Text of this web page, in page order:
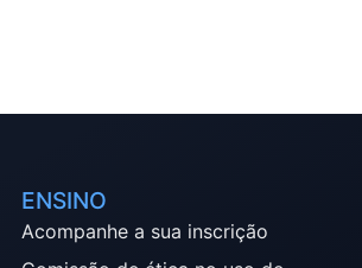
ENSINO
Acompanhe a sua inscrição